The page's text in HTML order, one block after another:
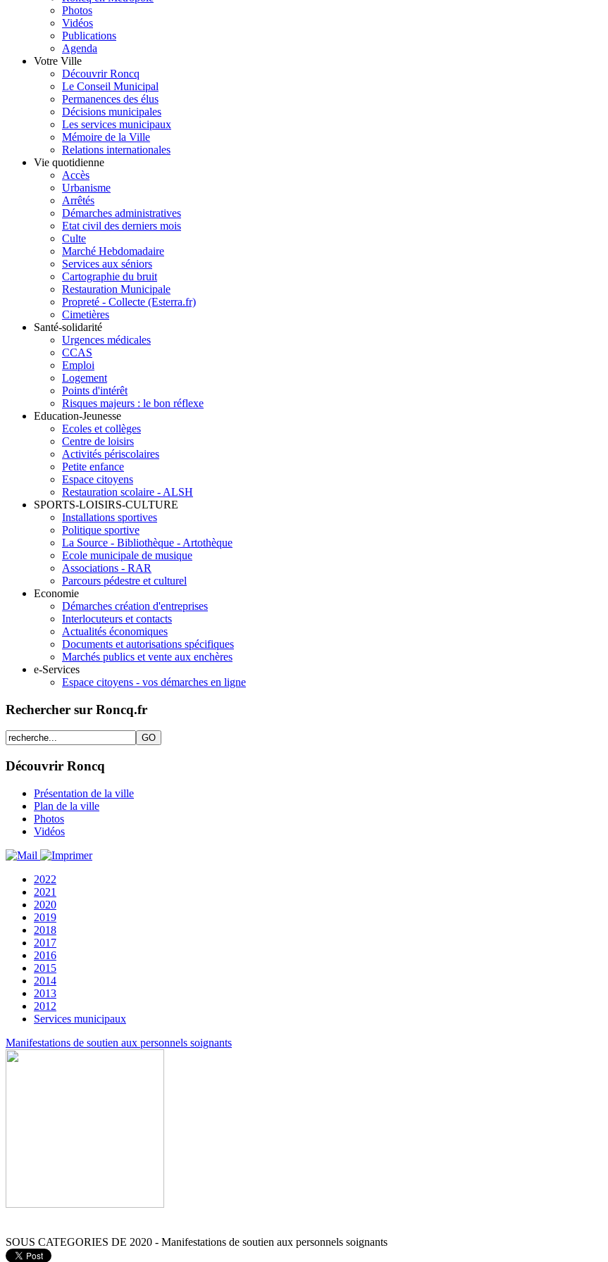
Photos
Vidéos
Publications
Agenda
Votre Ville
Découvrir Roncq
Le Conseil Municipal
Permanences des élus
Décisions municipales
Les services municipaux
Mémoire de la Ville
Relations internationales
Vie quotidienne
Accès
Urbanisme
Arrêtés
Démarches administratives
Etat civil des derniers mois
Culte
Marché Hebdomadaire
Services aux séniors
Cartographie du bruit
Restauration Municipale
Propreté - Collecte (Esterra.fr)
Cimetières
Santé-solidarité
Urgences médicales
CCAS
Emploi
Logement
Points d'intérêt
Risques majeurs : le bon réflexe
Education-Jeunesse
Ecoles et collèges
Centre de loisirs
Activités périscolaires
Petite enfance
Espace citoyens
Restauration scolaire - ALSH
SPORTS-LOISIRS-CULTURE
Installations sportives
Politique sportive
La Source - Bibliothèque - Artothèque
Ecole municipale de musique
Associations - RAR
Parcours pédestre et culturel
Economie
Démarches création d'entreprises
Interlocuteurs et contacts
Actualités économiques
Documents et autorisations spécifiques
Marchés publics et vente aux enchères
e-Services
Espace citoyens - vos démarches en ligne
Rechercher sur Roncq.fr
Découvrir Roncq
Présentation de la ville
Plan de la ville
Photos
Vidéos
2022
2021
2020
2019
2018
2017
2016
2015
2014
2013
2012
Services municipaux
Manifestations de soutien aux personnels soignants
SOUS CATEGORIES DE 2020 - Manifestations de soutien aux personnels soignants